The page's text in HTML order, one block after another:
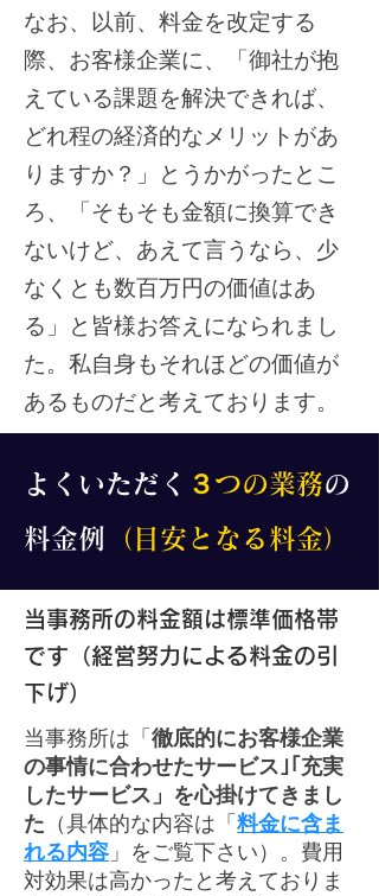
なお、以前、料金を改定する
際、お客様企業に、「御社が抱
えている課題を解決できれば、
どれ程の経済的なメリットがあ
りますか？」とうかがったとこ
ろ、「そもそも金額に換算でき
ないけど、あえて言うなら、少
なくとも数百万円の価値はあ
る」と皆様お答えになられまし
た。 私自身もそれほどの価値が
あるものだと考えております。
​よくいただく ３つの業務の
料金例 （目安となる料金）
​当事務所の料金額は標準価格帯
です（経営努力による料金の引
下げ）
当事務所は「 徹底的にお客様企業
の事情に合わせたサービス｣｢充実
したサービス」を心掛けてきまし
た （具体的な内容は「 料金に含ま
れる内容 」をご覧下さい）。費用
対効果は高かったと考えておりま